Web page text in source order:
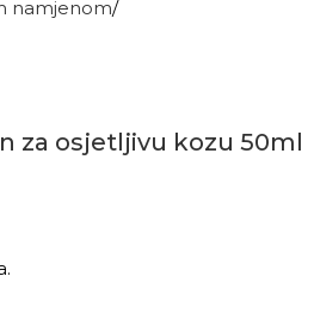
namjenom
za osjetljivu kozu 50ml